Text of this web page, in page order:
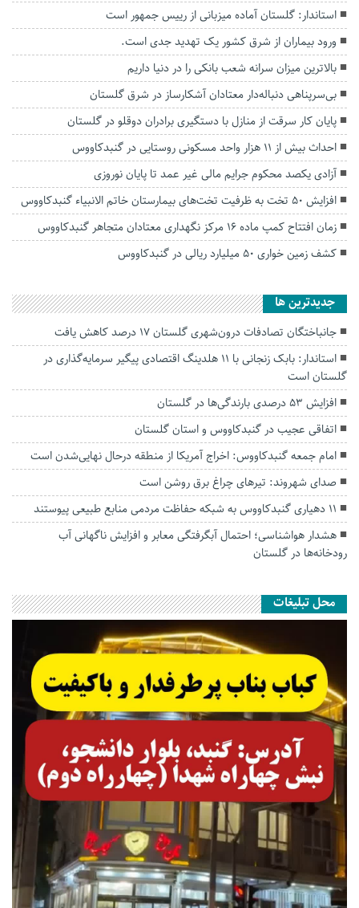
استاندار: گلستان آماده میزبانی از رییس جمهور است
ورود بیماران از شرق کشور یک تهدید جدی است.
بالاترین میزان سرانه شعب بانکی را در دنیا داریم
بی‌سرپناهی دنباله‌دار معتادان آشکارساز در شرق گلستان
پایان کار سرقت از منازل با دستگیری برادران دوقلو در گلستان
احداث بیش از ۱۱ هزار واحد مسکونی روستایی در گنبدکاووس
آزادی یکصد محکوم جرایم مالی غیر عمد تا پایان نوروزی
افزایش ۵۰ تخت به ظرفیت تخت‌های بیمارستان خاتم الانبیاء گنبدکاووس
زمان افتتاح کمپ ماده 16 مرکز نگهداری معتادان متجاهر گنبدکاووس
کشف زمین خواری ۵۰ میلیارد ریالی در گنبدکاووس
جديدترين ها
جانباختگان تصادفات درون‌شهری گلستان ۱۷ درصد کاهش یافت
استاندار: بابک زنجانی با ۱۱ هلدینگ اقتصادی پیگیر سرمایه‌گذاری در
گلستان است
افزایش ۵۳ درصدی بارندگی‌ها در گلستان
اتفاقی عجیب در‌ گنبدکاووس و استان گلستان
امام جمعه گنبدکاووس: اخراج آمریکا از منطقه درحال نهایی‌شدن است
صدای شهروند: تیرهای چراغ برق روشن است
۱۱ دهیاری گنبدکاووس به شبکه حفاظت مردمی منابع طبیعی پیوستند
هشدار هواشناسی؛ احتمال آبگرفتگی معابر و افزایش ناگهانی آب
رودخانه‌ها در گلستان
محل تبلیغات